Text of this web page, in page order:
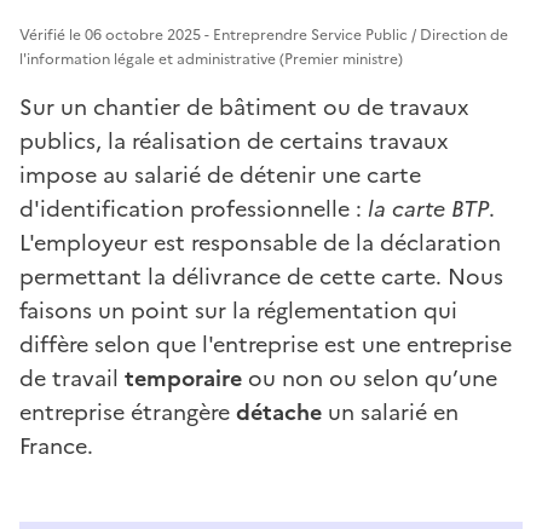
Vérifié le 06 octobre 2025 - Entreprendre Service Public / Direction de
l'information légale et administrative (Premier ministre)
Sur un chantier de bâtiment ou de travaux
publics, la réalisation de certains travaux
impose au salarié de détenir une carte
d'identification professionnelle : la carte BTP.
L'employeur est responsable de la déclaration
permettant la délivrance de cette carte. Nous
faisons un point sur la réglementation qui
diffère selon que l'entreprise est une entreprise
de travail temporaire ou non ou selon qu’une
entreprise étrangèredétache un salarié en
France.